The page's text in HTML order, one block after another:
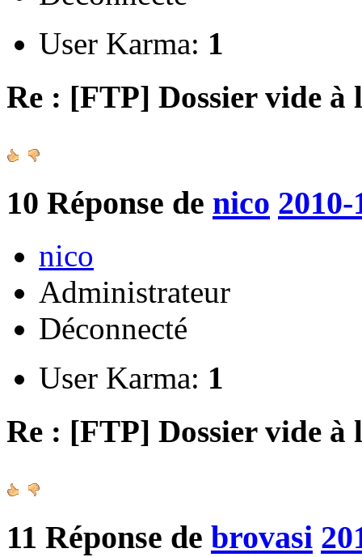
User Karma: 1
Re : [FTP] Dossier vide à
10 Réponse de nico
nico
Administrateur
Déconnecté
User Karma: 1
Re : [FTP] Dossier vide à
11 Réponse de brovasi